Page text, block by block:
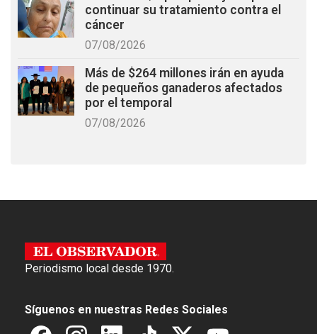
continuar su tratamiento contra el
cáncer
07/08/2026
Más de $264 millones irán en ayuda
de pequeños ganaderos afectados
por el temporal
07/08/2026
Periodismo local desde 1970.
Síguenos en nuestras Redes Sociales